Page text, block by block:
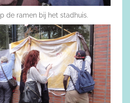
de ramen bij het stadhuis.